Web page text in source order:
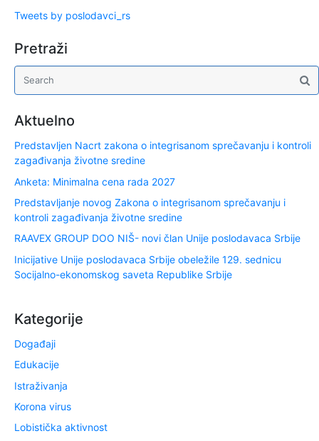
Tweets by poslodavci_rs
Pretraži
Aktuelno
Predstavljen Nacrt zakona o integrisanom sprečavanju i kontroli
zagađivanja životne sredine
Anketa: Minimalna cena rada 2027
Predstavljanje novog Zakona o integrisanom sprečavanju i
kontroli zagađivanja životne sredine
RAAVEX GROUP DOO NIŠ- novi član Unije poslodavaca Srbije
Inicijative Unije poslodavaca Srbije obeležile 129. sednicu
Socijalno-ekonomskog saveta Republike Srbije
Kategorije
Događaji
Edukacije
Istraživanja
Korona virus
Lobistička aktivnost